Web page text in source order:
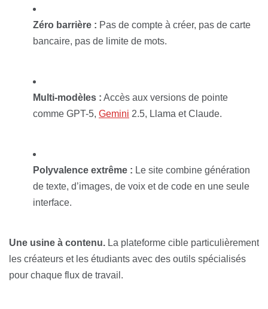
Zéro barrière : Pas de compte à créer, pas de carte
bancaire, pas de limite de mots.
Multi-modèles : Accès aux versions de pointe
comme GPT-5, Gemini 2.5, Llama et Claude.
Polyvalence extrême : Le site combine génération
de texte, d’images, de voix et de code en une seule
interface.
Une usine à contenu. La plateforme cible particulièrement
les créateurs et les étudiants avec des outils spécialisés
pour chaque flux de travail.